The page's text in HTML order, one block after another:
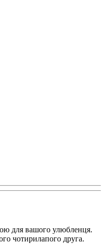
для вашого улюбленця.
чотирилапого друга.